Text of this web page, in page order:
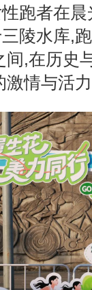
跑者在
陵水库,
间,在历史
激情与活